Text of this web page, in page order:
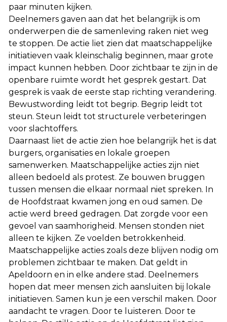
paar minuten kijken.
Deelnemers gaven aan dat het belangrijk is om
onderwerpen die de samenleving raken niet weg
te stoppen. De actie liet zien dat maatschappelijke
initiatieven vaak kleinschalig beginnen, maar grote
impact kunnen hebben. Door zichtbaar te zijn in de
openbare ruimte wordt het gesprek gestart. Dat
gesprek is vaak de eerste stap richting verandering.
Bewustwording leidt tot begrip. Begrip leidt tot
steun. Steun leidt tot structurele verbeteringen
voor slachtoffers.
Daarnaast liet de actie zien hoe belangrijk het is dat
burgers, organisaties en lokale groepen
samenwerken. Maatschappelijke acties zijn niet
alleen bedoeld als protest. Ze bouwen bruggen
tussen mensen die elkaar normaal niet spreken. In
de Hoofdstraat kwamen jong en oud samen. De
actie werd breed gedragen. Dat zorgde voor een
gevoel van saamhorigheid. Mensen stonden niet
alleen te kijken. Ze voelden betrokkenheid.
Maatschappelijke acties zoals deze blijven nodig om
problemen zichtbaar te maken. Dat geldt in
Apeldoorn en in elke andere stad. Deelnemers
hopen dat meer mensen zich aansluiten bij lokale
initiatieven. Samen kun je een verschil maken. Door
aandacht te vragen. Door te luisteren. Door te